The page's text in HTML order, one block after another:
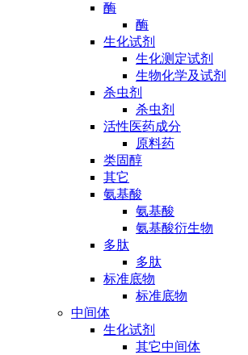
酶
酶
生化试剂
生化测定试剂
生物化学及试剂
杀虫剂
杀虫剂
活性医药成分
原料药
类固醇
其它
氨基酸
氨基酸
氨基酸衍生物
多肽
多肽
标准底物
标准底物
中间体
生化试剂
其它中间体